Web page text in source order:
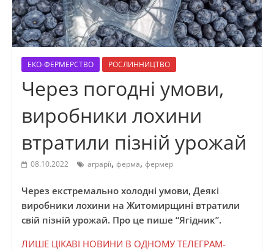
ЕКО-ФЕРМЕРСТВО РОСЛИННИЦТВО
Через погодні умови,
виробники лохини
втратили пізній урожай
08.10.2022 аграрії, ферма, фермер
Через екстремально холодні умови, Деякі
виробники лохини на Житомирщині втратили
свій пізній урожай. Про це пише “Ягідник”.
ЛИШЕ ЦІКАВІ НОВИНИ В ОДНОМУ ТЕЛЕГРАМ-